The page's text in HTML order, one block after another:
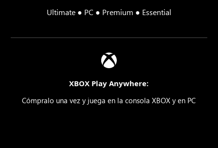
Ultimate ● PC ● Premium ● Essential
XBOX Play Anywhere:
Cómpralo una vez y juega en la consola XBOX y en PC